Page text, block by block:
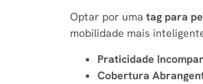
Optar por uma tag para
mobilidade mais
Praticidade
Cobertura